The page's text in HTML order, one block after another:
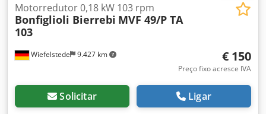
Wiefelstede 9.427 km
Motorredutor 0,18 kW 103 rpm
Bonfiglioli Bierrebi MVF 49/P TA
103
€ 150
Preço fixo acresce IVA
Solicitar Ligar